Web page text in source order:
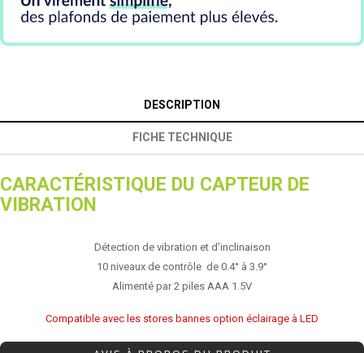
DESCRIPTION
FICHE TECHNIQUE
CARACTÉRISTIQUE DU CAPTEUR DE
VIBRATION
Détection de vibration et d’inclinaison
10 niveaux de contrôle de 0.4° à 3.9°
Alimenté par 2 piles AAA 1.5V
Compatible avec les stores bannes option éclairage à LED